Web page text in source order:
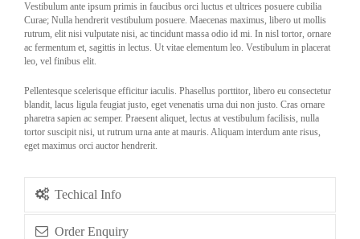
Vestibulum ante ipsum primis in faucibus orci luctus et ultrices posuere cubilia
Curae; Nulla hendrerit vestibulum posuere. Maecenas maximus, libero ut mollis
rutrum, elit nisi vulputate nisi, ac tincidunt massa odio id mi. In nisl tortor, ornare
ac fermentum et, sagittis in lectus. Ut vitae elementum leo. Vestibulum in placerat
leo, vel finibus elit.
Pellentesque scelerisque efficitur iaculis. Phasellus porttitor, libero eu consectetur
blandit, lacus ligula feugiat justo, eget venenatis urna dui non justo. Cras ornare
pharetra sapien ac semper. Praesent aliquet, lectus at vestibulum facilisis, nulla
tortor suscipit nisi, ut rutrum urna ante at mauris. Aliquam interdum ante risus,
eget maximus orci auctor hendrerit.
Techical Info
Order Enquiry